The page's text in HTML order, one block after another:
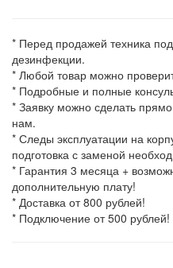
* Перед продажей техника
дезинфекции.
* Любой товар можно
* Подробные и полные
* Заявку можно сделать
нам.
* Следы эксплуатации на
подготовка с заменой
* Гарантия 3 месяца +
дополнительную плату!
* Доставка от 800 рублей!
* Подключение от 500 рублей!